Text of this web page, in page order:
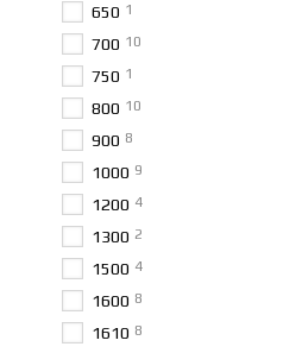
650 1
700 10
750 1
800 10
900 8
1000 9
1200 4
1300 2
1500 4
1600 8
1610 8